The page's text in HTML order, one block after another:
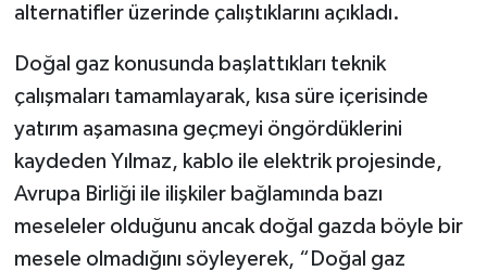
alternatifler üzerinde çalıştıklarını açıkladı.
Doğal gaz konusunda başlattıkları teknik
çalışmaları tamamlayarak, kısa süre içerisinde
yatırım aşamasına geçmeyi öngördüklerini
kaydeden Yılmaz, kablo ile elektrik projesinde,
Avrupa Birliği ile ilişkiler bağlamında bazı
meseleler olduğunu ancak doğal gazda böyle bir
mesele olmadığını söyleyerek, “Doğal gaz